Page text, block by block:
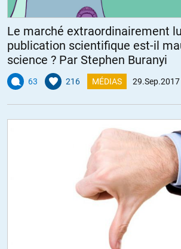
Le marché extraordinairement
publication scientifique est-il
science ? Par Stephen Buranyi
63 216 MÉDIAS 29.Sep.2017